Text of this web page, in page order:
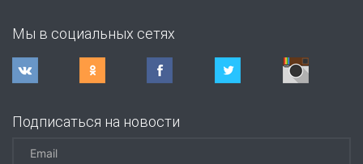
Мы в социальных сетях
Подписаться на новости